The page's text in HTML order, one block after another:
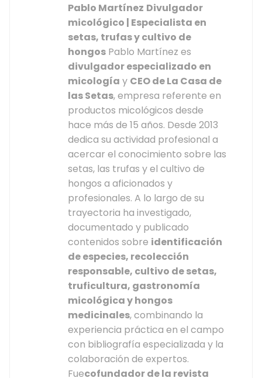
Pablo Martínez Divulgador
micológico | Especialista en
setas, trufas y cultivo de
hongos Pablo Martínez es
divulgador especializado en
micología y CEO de La Casa de
las Setas, empresa referente en
productos micológicos desde
hace más de 15 años. Desde 2013
dedica su actividad profesional a
acercar el conocimiento sobre las
setas, las trufas y el cultivo de
hongos a aficionados y
profesionales. A lo largo de su
trayectoria ha investigado,
documentado y publicado
contenidos sobre identificación
de especies, recolección
responsable, cultivo de setas,
truficultura, gastronomía
micológica y hongos
medicinales, combinando la
experiencia práctica en el campo
con bibliografía especializada y la
colaboración de expertos.
Fuecofundador de la revista